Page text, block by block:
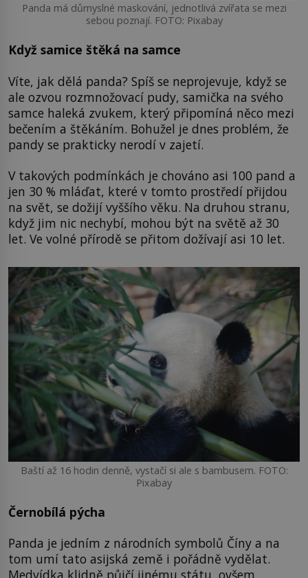
Panda má důmyslné maskování, jednotlivá zvířata se mezi
sebou poznají. FOTO: Pixabay
Když samice štěká na samce
Víte, jak dělá panda? Spíš se neprojevuje, když se
ale ozvou rozmnožovací pudy, samička na svého
samce haleká zvukem, který připomíná něco mezi
bečením a štěkáním. Bohužel je dnes problém, že
pandy se prakticky nerodí v zajetí.
V takových podmínkách je chováno asi 100 pand a
jen 30 % mláďat, které v tomto prostředí přijdou
na svět, se dožijí vyššího věku. Na druhou stranu,
když jim nic nechybí, mohou být na světě až 30
let. Ve volné přírodě se přitom dožívají asi 10 let.
Baští až 16 hodin denně, vystačí si ale s bambusem. FOTO:
Pixabay
Černobílá pýcha
Panda je jedním z národních symbolů Číny a na
tom umí tato asijská země i pořádně vydělat.